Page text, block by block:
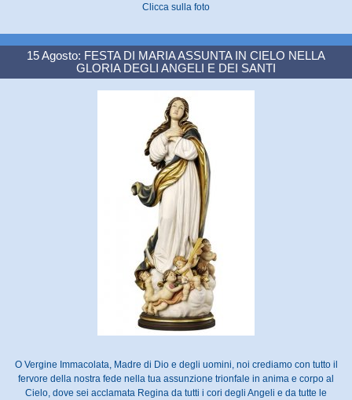
Clicca sulla foto
15 Agosto: FESTA DI MARIA ASSUNTA IN CIELO NELLA
GLORIA DEGLI ANGELI E DEI SANTI
O Vergine Immacolata, Madre di Dio e degli uomini, noi crediamo con tutto il
fervore della nostra fede nella tua assunzione trionfale in anima e corpo al
Cielo, dove sei acclamata Regina da tutti i cori degli Angeli e da tutte le